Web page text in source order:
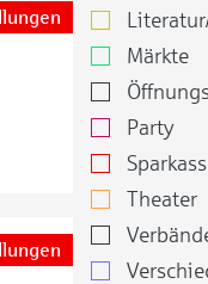
Märkte
Party
Theater